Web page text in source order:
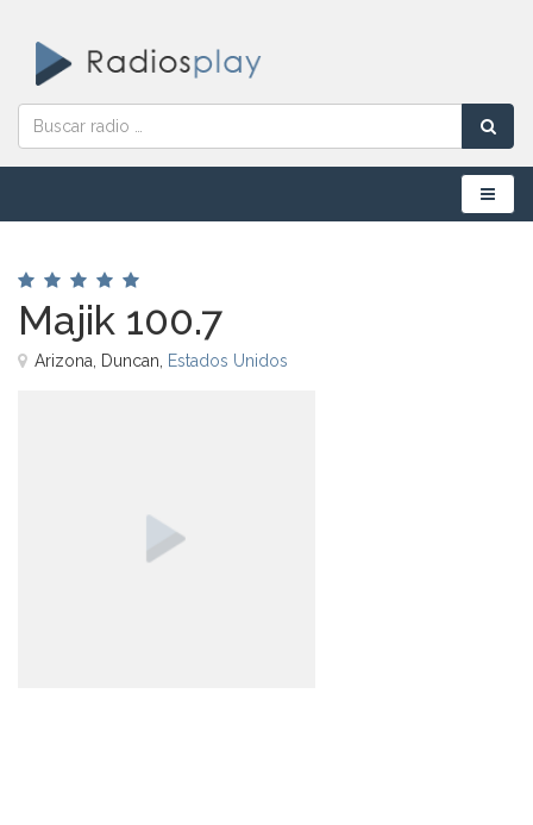
Menú
Majik 100.7
Arizona, Duncan, Estados Unidos